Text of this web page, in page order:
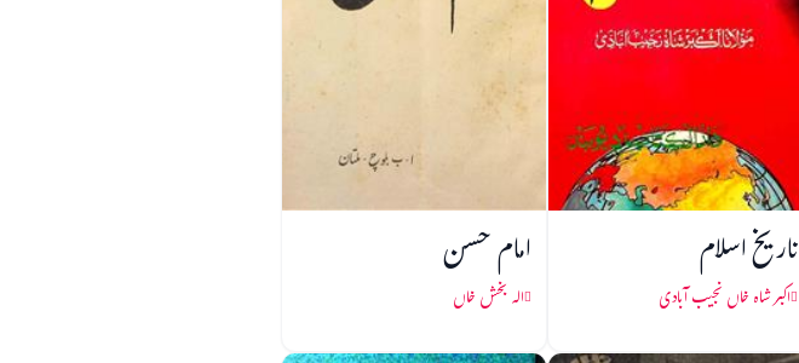
تاریخ اسلام
اکبر شاہ خاں نجیب آبادی
امام حسن
الہ بخش خاں